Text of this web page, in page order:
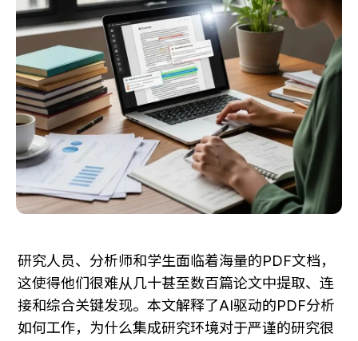
研究人员、分析师和学生面临着海量的PDF文档，
这使得他们很难从几十甚至数百篇论文中提取、连
接和综合关键发现。本文解释了AI驱动的PDF分析
如何工作，为什么集成研究环境对于严谨的研究很